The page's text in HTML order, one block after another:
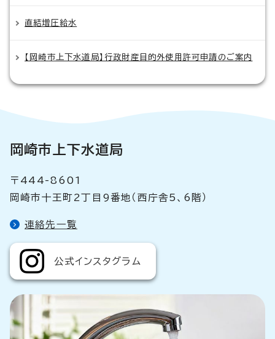
直結増圧給水
【岡崎市上下水道局】行政財産目的外使用許可申請のご案内
岡崎市上下水道局
〒444-8601
岡崎市十王町2丁目9番地（西庁舎5、6階）
連絡先一覧
公式インスタグラム